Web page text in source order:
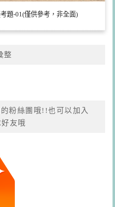
題-01(僅供參考，非全面)
整
粉絲團哦!!也可以加入
友哦